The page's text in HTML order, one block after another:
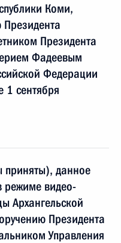
Коми,
Президента
Фадеевым
Федерации
1 сентября
приняты), данное
режиме видео-
Архангельской
Президента
Управления